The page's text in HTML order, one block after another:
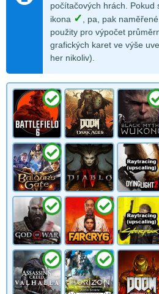
počítačových hrách. Pokud
ikona ✓, pa, pak
použity pro výpočet
grafických karet ve výše
her nikoliv).